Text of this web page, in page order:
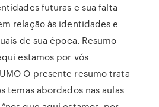
futuras e sua falta
relação às identidades e
de sua época. Resumo
estamos por vós
O presente resumo trata
temas abordados nas aulas